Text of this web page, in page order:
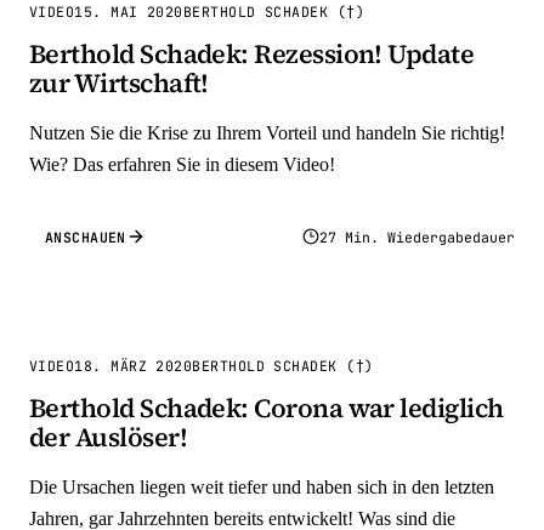
VIDEO15. MAI 2020 BERTHOLD SCHADEK (†)
Berthold Schadek: Rezession! Update
zur Wirtschaft!
Nutzen Sie die Krise zu Ihrem Vorteil und handeln Sie richtig!
Wie? Das erfahren Sie in diesem Video!
ANSCHAUEN 27 Min. Wiedergabedauer
VIDEO18. MÄRZ 2020BERTHOLD SCHADEK (†)
Berthold Schadek: Corona war lediglich
der Auslöser!
Die Ursachen liegen weit tiefer und haben sich in den letzten
Jahren, gar Jahrzehnten bereits entwickelt! Was sind die